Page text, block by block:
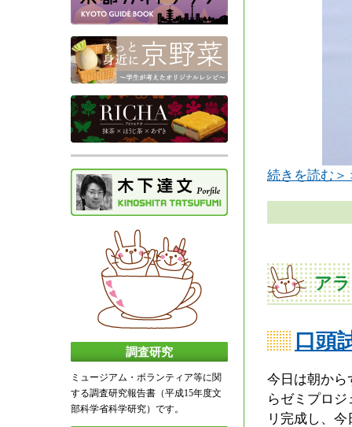
調査研究
ミュージアム・ボランティア等に関
する調査研究報告書（平成15年度文
部科学省科学研究）です。
続きを読む＞
ア
口頭
今日は朝から
らゼミプロ
リ完成し、